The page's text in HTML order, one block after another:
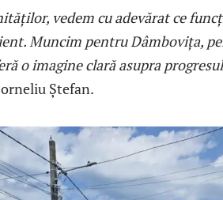
vedem cu adevărat ce
Muncim pentru Dâmbovița,
o imagine clară asupra
Ștefan.